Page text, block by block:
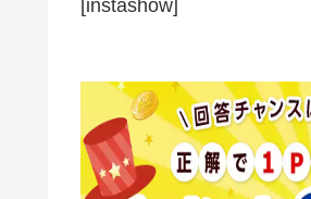
[instashow]